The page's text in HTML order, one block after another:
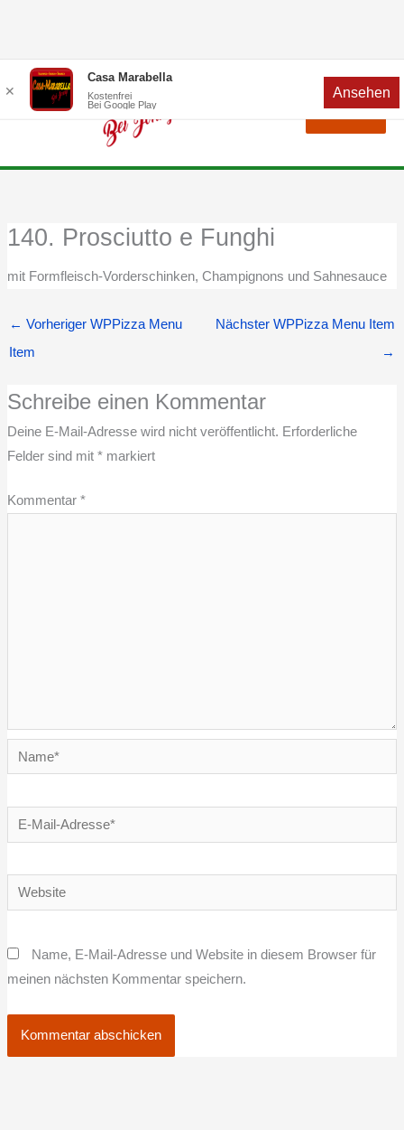
Inhalt
Menü
140. Prosciutto e Funghi
mit Formfleisch-Vorderschinken, Champignons und Sahnesauce
← Vorheriger WPPizza Menu
Item
Nächster WPPizza Menu Item
→
Schreibe einen Kommentar
Deine E-Mail-Adresse wird nicht veröffentlicht. Erforderliche
Felder sind mit *markiert
Kommentar *
Name*
E-
Mail-
Website
Name, E-Mail-Adresse und Website in diesem Browser für
meinen nächsten Kommentar speichern.
✕
Casa Marabella
Kostenfrei
Bei Google Play
Ansehen